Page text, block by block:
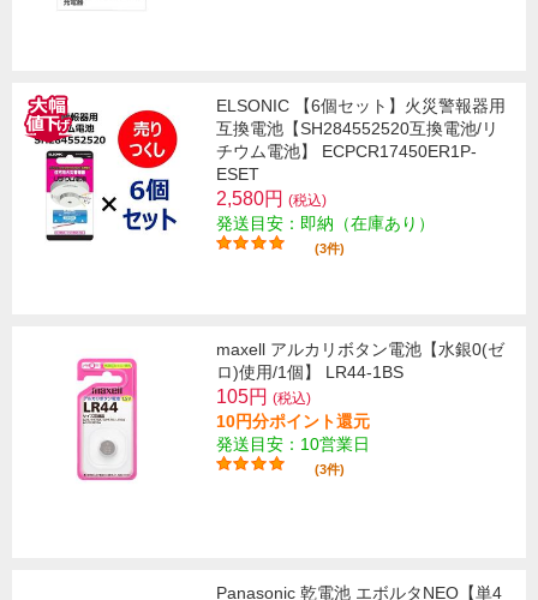
ELSONIC 【6個セット】火災警報器用
互換電池【SH284552520互換電池/リ
チウム電池】 ECPCR17450ER1P-
ESET
2,580円 (税込)
発送目安：即納（在庫あり）
(3件)
maxell アルカリボタン電池【水銀0(ゼ
ロ)使用/1個】 LR44-1BS
105円 (税込)
10円分ポイント還元
発送目安：10営業日
(3件)
Panasonic 乾電池 エボルタNEO【単4